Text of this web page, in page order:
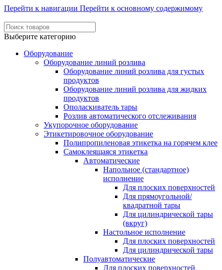
Перейти к навигации Перейти к основному содержимому
Выберите категорию
Оборудование
Оборудование линий розлива
Оборудование линий розлива для густых
продуктов
Оборудование линий розлива для жидких
продуктов
Ополаскиватель тары
Розлив автоматического отслеживания
Укупорочное оборудование
Этикетировочное оборудование
Полипропиленовая этикетка на горячем клее
Самоклеящаяся этикетка
Автоматические
Напольное (стандартное)
исполнение
Для плоских поверхностей
Для прямоугольной/
квадратной тары
Для цилиндрической тары
(вкруг)
Настольное исполнение
Для плоских поверхностей
Для цилиндрической тары
Полуавтоматические
Для плoских поверхностей